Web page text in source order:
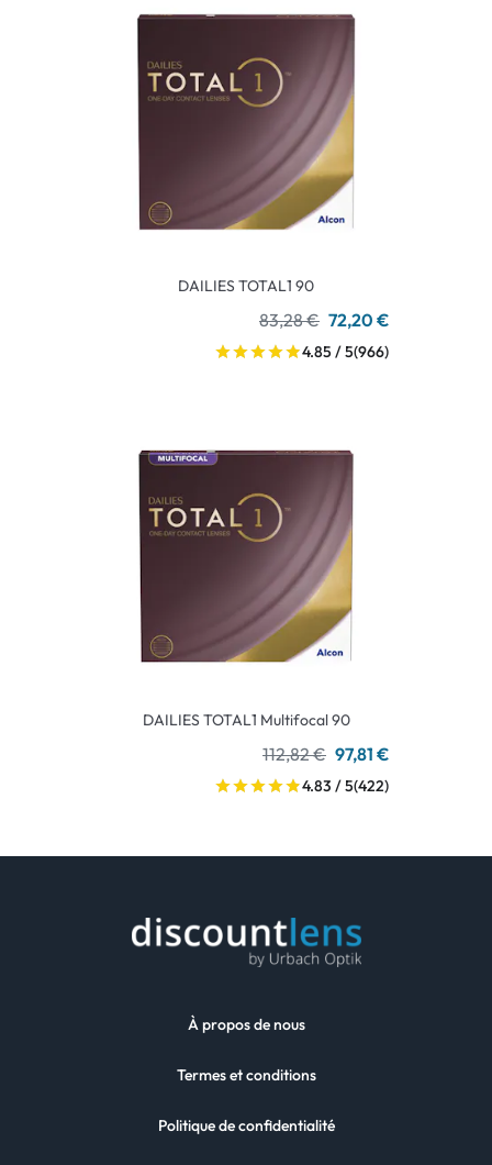
DAILIES TOTAL1 90
83,28 € 72,20 €
4.85 / 5(966)
DAILIES TOTAL1 Multifocal 90
112,82 € 97,81 €
4.83 / 5(422)
À propos de nous
Termes et conditions
Politique de confidentialité